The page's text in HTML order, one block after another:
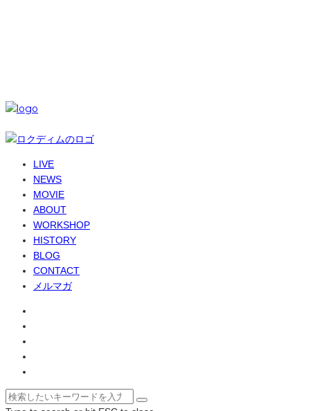
LIVE
NEWS
MOVIE
ABOUT
WORKSHOP
HISTORY
BLOG
CONTACT
メルマガ